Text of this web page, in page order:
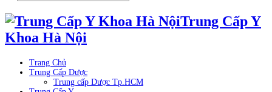
Trung Cấp Y
Khoa Hà Nội
Trang Chủ
Trung Cấp Dược
Trung cấp Dược Tp.HCM